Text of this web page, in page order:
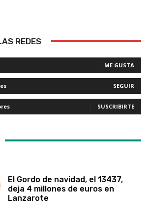
REDES
ME GUSTA
SEGUIR
SUSCRIBIRTE
El Gordo de navidad, el 13437,
deja 4 millones de euros en
Lanzarote